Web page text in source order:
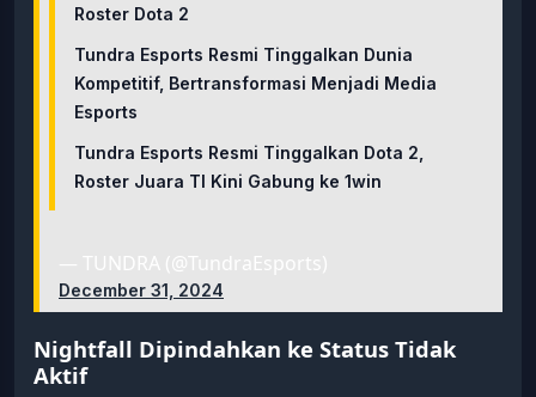
Roster Dota 2
Tundra Esports Resmi Tinggalkan Dunia
Kompetitif, Bertransformasi Menjadi Media
Esports
Tundra Esports Resmi Tinggalkan Dota 2,
Roster Juara TI Kini Gabung ke 1win
— TUNDRA (@TundraEsports)
December 31, 2024
Nightfall Dipindahkan ke Status Tidak
Aktif